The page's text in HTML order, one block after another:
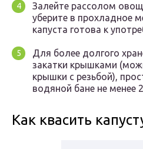
Залейте рассолом
уберите в прохладное
капуста готова к
Для более долгого
закатки крышками
крышки с резьбой),
водяной бане не менее
Как квасить